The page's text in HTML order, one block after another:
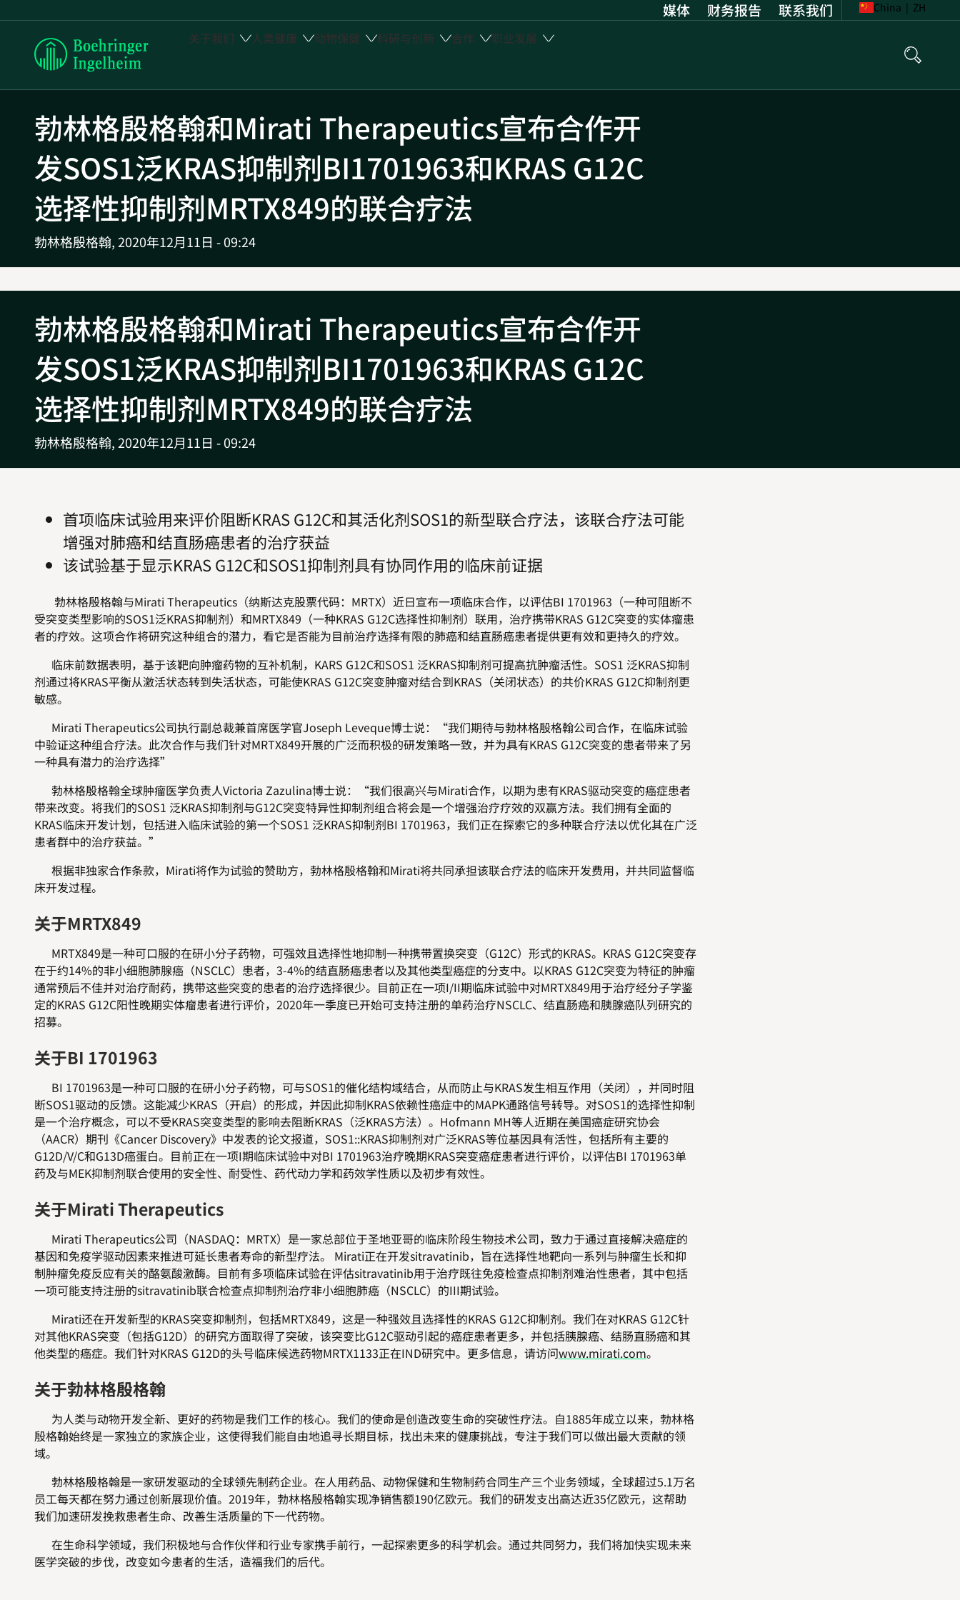
媒体 财务报告 Opens
联系我们 China | ZH
Boehringer
关于我们 人类健康 动物保健 科研与创新 合作 职业发展
勃林格殷格翰和Mirati Therapeutics宣布合作开
发SOS1泛KRAS抑制剂BI1701963和KRAS G12C
选择性抑制剂MRTX849的联合疗法
勃林格殷格翰,2020年12月11日 - 09:24
勃林格殷格翰和Mirati Therapeutics宣布合作开
发SOS1泛KRAS抑制剂BI1701963和KRAS G12C
选择性抑制剂MRTX849的联合疗法
勃林格殷格翰,2020年12月11日 - 09:24
首项临床试验用来评价阻断KRAS G12C和其活化剂SOS1的新型联合疗法，该联合疗法可能
增强对肺癌和结直肠癌患者的治疗获益
该试验基于显示KRAS G12C和SOS1抑制剂具有协同作用的临床前证据
勃林格殷格翰与Mirati Therapeutics（纳斯达克股票代码：MRTX）近日宣布一项临床合作，以评估BI 1701963（一种可阻断不
受突变类型影响的SOS1泛KRAS抑制剂）和MRTX849（一种KRAS G12C选择性抑制剂）联用，治疗携带KRAS G12C突变的实体瘤患
者的疗效。这项合作将研究这种组合的潜力，看它是否能为目前治疗选择有限的肺癌和结直肠癌患者提供更有效和更持久的疗效。
临床前数据表明，基于该靶向肿瘤药物的互补机制，KARS G12C和SOS1 泛KRAS抑制剂可提高抗肿瘤活性。SOS1 泛KRAS抑制
剂通过将KRAS平衡从激活状态转到失活状态，可能使KRAS G12C突变肿瘤对结合到KRAS（关闭状态）的共价KRAS G12C抑制剂更
敏感。
Mirati Therapeutics公司执行副总裁兼首席医学官Joseph Leveque博士说：“我们期待与勃林格殷格翰公司合作，在临床试验
中验证这种组合疗法。此次合作与我们针对MRTX849开展的广泛而积极的研发策略一致，并为具有KRAS G12C突变的患者带来了另
一种具有潜力的治疗选择”
勃林格殷格翰全球肿瘤医学负责人Victoria Zazulina博士说：“我们很高兴与Mirati合作，以期为患有KRAS驱动突变的癌症患者
带来改变。将我们的SOS1 泛KRAS抑制剂与G12C突变特异性抑制剂组合将会是一个增强治疗疗效的双赢方法。我们拥有全面的
KRAS临床开发计划，包括进入临床试验的第一个SOS1 泛KRAS抑制剂BI 1701963，我们正在探索它的多种联合疗法以优化其在广泛
患者群中的治疗获益。”
根据非独家合作条款，Mirati将作为试验的赞助方，勃林格殷格翰和Mirati将共同承担该联合疗法的临床开发费用，并共同监督临
床开发过程。
关于MRTX849
MRTX849是一种可口服的在研小分子药物，可强效且选择性地抑制一种携带置换突变（G12C）形式的KRAS。KRAS G12C突变存
在于约14%的非小细胞肺腺癌（NSCLC）患者，3-4%的结直肠癌患者以及其他类型癌症的分支中。以KRAS G12C突变为特征的肿瘤
通常预后不佳并对治疗耐药，携带这些突变的患者的治疗选择很少。目前正在一项I/II期临床试验中对MRTX849用于治疗经分子学鉴
定的KRAS G12C阳性晚期实体瘤患者进行评价，2020年一季度已开始可支持注册的单药治疗NSCLC、结直肠癌和胰腺癌队列研究的
招募。
关于BI 1701963
BI 1701963是一种可口服的在研小分子药物，可与SOS1的催化结构域结合，从而防止与KRAS发生相互作用（关闭），并同时阻
断SOS1驱动的反馈。这能减少KRAS（开启）的形成，并因此抑制KRAS依赖性癌症中的MAPK通路信号转导。对SOS1的选择性抑制
是一个治疗概念，可以不受KRAS突变类型的影响去阻断KRAS（泛KRAS方法）。Hofmann MH等人近期在美国癌症研究协会
（AACR）期刊《Cancer Discovery》中发表的论文报道，SOS1::KRAS抑制剂对广泛KRAS等位基因具有活性，包括所有主要的
G12D/V/C和G13D癌蛋白。目前正在一项I期临床试验中对BI 1701963治疗晚期KRAS突变癌症患者进行评价，以评估BI 1701963单
药及与MEK抑制剂联合使用的安全性、耐受性、药代动力学和药效学性质以及初步有效性。
关于Mirati Therapeutics
Mirati Therapeutics公司（NASDAQ：MRTX）是一家总部位于圣地亚哥的临床阶段生物技术公司，致力于通过直接解决癌症的
基因和免疫学驱动因素来推进可延长患者寿命的新型疗法。 Mirati正在开发sitravatinib，旨在选择性地靶向一系列与肿瘤生长和抑
制肿瘤免疫反应有关的酪氨酸激酶。目前有多项临床试验在评估sitravatinib用于治疗既往免疫检查点抑制剂难治性患者，其中包括
一项可能支持注册的sitravatinib联合检查点抑制剂治疗非小细胞肺癌（NSCLC）的III期试验。
Mirati还在开发新型的KRAS突变抑制剂，包括MRTX849，这是一种强效且选择性的KRAS G12C抑制剂。我们在对KRAS G12C针
对其他KRAS突变（包括G12D）的研究方面取得了突破，该突变比G12C驱动引起的癌症患者更多，并包括胰腺癌、结肠直肠癌和其
他类型的癌症。我们针对KRAS G12D的头号临床候选药物MRTX1133正在IND研究中。更多信息，请访问www.mirati.com。
关于勃林格殷格翰
为人类与动物开发全新、更好的药物是我们工作的核心。我们的使命是创造改变生命的突破性疗法。自1885年成立以来，勃林格
殷格翰始终是一家独立的家族企业，这使得我们能自由地追寻长期目标，找出未来的健康挑战，专注于我们可以做出最大贡献的领
域。
勃林格殷格翰是一家研发驱动的全球领先制药企业。在人用药品、动物保健和生物制药合同生产三个业务领域，全球超过5.1万名
员工每天都在努力通过创新展现价值。2019年，勃林格殷格翰实现净销售额190亿欧元。我们的研发支出高达近35亿欧元，这帮助
我们加速研发挽救患者生命、改善生活质量的下一代药物。
在生命科学领域，我们积极地与合作伙伴和行业专家携手前行，一起探索更多的科学机会。通过共同努力，我们将加快实现未来
医学突破的步伐，改变如今患者的生活，造福我们的后代。